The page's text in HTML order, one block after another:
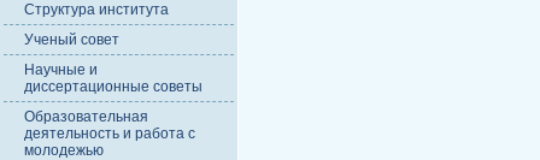
Структура института
Ученый совет
Научные и
диссертационные советы
Образовательная
деятельность и работа с
молодежью